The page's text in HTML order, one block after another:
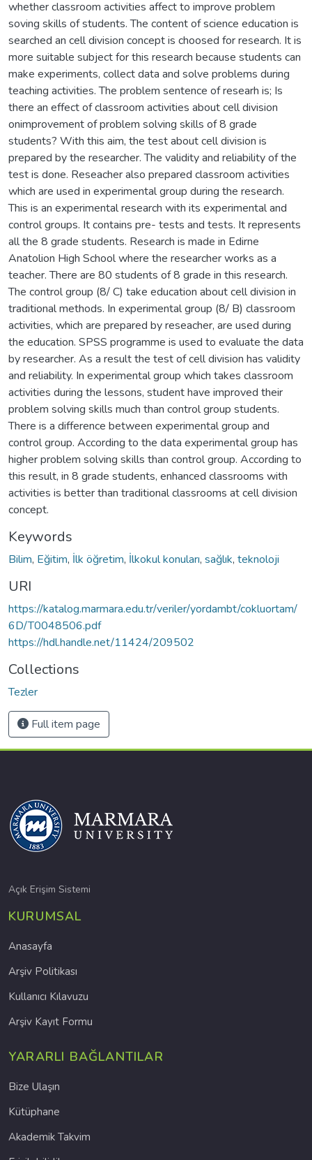
whether classroom activities affect to improve problem
soving skills of students. The content of science education is
searched an cell division concept is choosed for research. It is
more suitable subject for this research because students can
make experiments, collect data and solve problems during
teaching activities. The problem sentence of researh is; Is
there an effect of classroom activities about cell division
onimprovement of problem solving skills of 8 grade
students? With this aim, the test about cell division is
prepared by the researcher. The validity and reliability of the
test is done. Reseacher also prepared classroom activities
which are used in experimental group during the research.
This is an experimental research with its experimental and
control groups. It contains pre- tests and tests. It represents
all the 8 grade students. Research is made in Edirne
Anatolion High School where the researcher works as a
teacher. There are 80 students of 8 grade in this research.
The control group (8/ C) take education about cell division in
traditional methods. In experimental group (8/ B) classroom
activities, which are prepared by reseacher, are used during
the education. SPSS programme is used to evaluate the data
by researcher. As a result the test of cell division has validity
and reliability. In experimental group which takes classroom
activities during the lessons, student have improved their
problem solving skills much than control group students.
There is a difference between experimental group and
control group. According to the data experimental group has
higher problem solving skills than control group. According to
this result, in 8 grade students, enhanced classrooms with
activities is better than traditional classrooms at cell division
concept.
Keywords
Bilim, Eğitim, İlk öğretim, İlkokul konuları, sağlık, teknoloji
URI
https://katalog.marmara.edu.tr/veriler/yordambt/cokluortam/
6D/T0048506.pdf
https://hdl.handle.net/11424/209502
Collections
Tezler
Full item page
Açık Erişim Sistemi
KURUMSAL
Anasayfa
Arşiv Politikası
Kullanıcı Kılavuzu
Arşiv Kayıt Formu
YARARLI BAĞLANTILAR
Bize Ulaşın
Kütüphane
Akademik Takvim